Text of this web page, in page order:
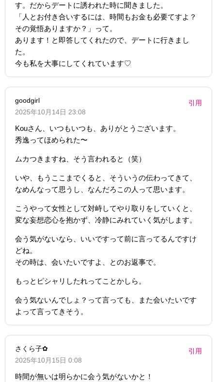
す。だからデートに誘われた時に聞きました。
「人とお付き合いするには、時間もお金も必要てすよ？
その覚悟ありますか？」って。
あります！と即答してくれたので、デートに行きまし
た。
今も私を大事にしてくれています♡
goodgirl
2025年10月14日 23:08
引用
Kouさん、いつもいつも、ありがとうございます。
秀逸ってほめられた〜
ムカつきますね、そう言われると（笑）
いや、もうここまでくると、そういうの伝わってきて、
なめんなって思うし、なんだろこの人って思います。
こうやって女性として対峙してやり取りをしていくと、
変な妄想恋心を抱かず、冷静にみれていく気がします。
会う気がないなら、いいですって前に言ってるんですけ
どね。
その時は、会いたいですよ、とのお返事で。
もっとピシャリしたれってことかしら。
会う気ないんでしょ？って言っても、また会いたいです
よって言ってきそう。
さくら子✿
2025年10月15日 0:08
引用
時間が無いは明らかに会う気がないかと！